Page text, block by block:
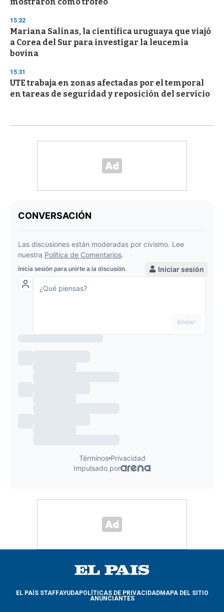
mostraron como trofeo"
15:32
Mariana Salinas, la científica uruguaya que viajó
a Corea del Sur para investigar la leucemia
bovina
15:31
UTE trabaja en zonas afectadas por el temporal
en tareas de seguridad y reposición del servicio
EL PAÍS STAFFAYUDAPOLÍTICAS DE PRIVACIDADMAPA DEL SITIO
ANUNCIANTES